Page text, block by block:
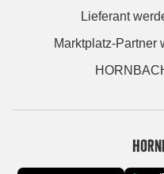
Lieferant
Marktplatz-Partner